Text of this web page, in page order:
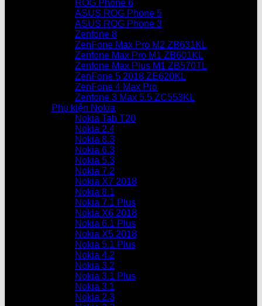
ROG Phone 6
ASUS ROG Phone 5
ASUS ROG Phone 3
Zenfone 8
ZenFone Max Pro M2 ZB631KL
Zenfone Max Pro M1 ZB601KL
Zenfone Max Plus M1 ZB570TL
ZenFone 5 2018 ZE620KL
ZenFone 4 Max Pro
Zenfone 3 Max 5.5 ZC553KL
Phụ kiện Nokia
Nokia Tab T20
Nokia 2.4
Nokia 8.3
Nokia 6.3
Nokia 5.3
Nokia 7.2
Nokia X7 2018
Nokia 8.1
Nokia 7.1 Plus
Nokia X6 2018
Nokia 6.1 Plus
Nokia X5 2018
Nokia 5.1 Plus
Nokia 4.2
Nokia 3.2
Nokia 3.1 Plus
Nokia 3.1
Nokia 2.3